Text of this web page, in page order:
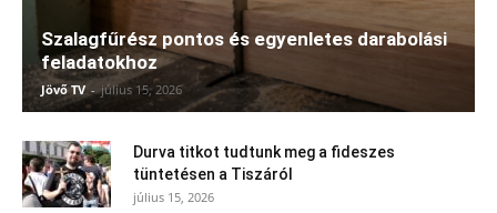
Szalagfűrész pontos és egyenletes darabolási
feladatokhoz
Jövő TV - július 15, 2026
Durva titkot tudtunk meg a fideszes
tüntetésen a Tiszáról
július 15, 2026